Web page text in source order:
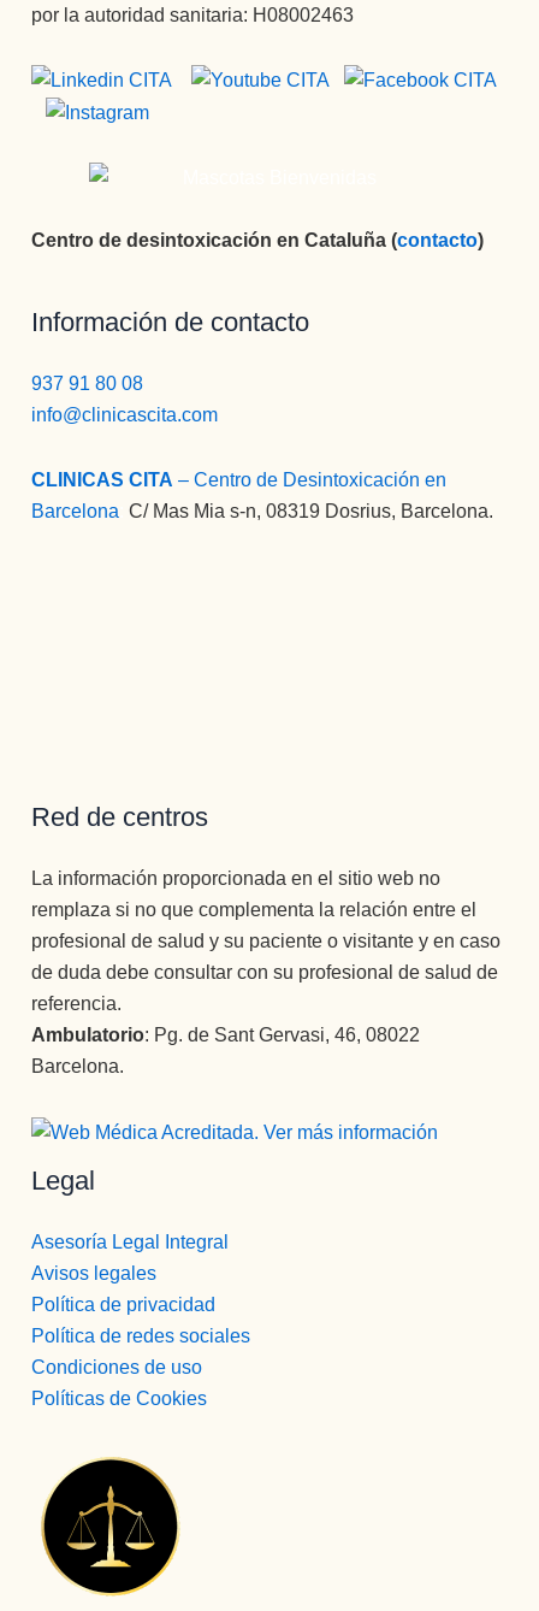
por la autoridad sanitaria: H08002463
Centro de desintoxicación en Cataluña (contacto)
Información de contacto
937 91 80 08
info@clinicascita.com
CLINICAS CITA – Centro de Desintoxicación en
Barcelona :C/ Mas Mia s-n, 08319 Dosrius, Barcelona.
Red de centros
La información proporcionada en el sitio web no
remplaza si no que complementa la relación entre el
profesional de salud y su paciente o visitante y en caso
de duda debe consultar con su profesional de salud de
referencia.
Ambulatorio: Pg. de Sant Gervasi, 46, 08022
Barcelona.
Legal
Asesoría Legal Integral
Avisos legales
Política de privacidad
Política de redes sociales
Condiciones de uso
Políticas de Cookies